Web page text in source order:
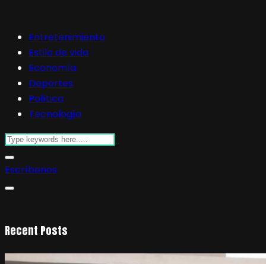
Entretenimiento
Estilo de vida
Economía
Deportes
Política
Tecnología
Escríbenos
Recent Posts